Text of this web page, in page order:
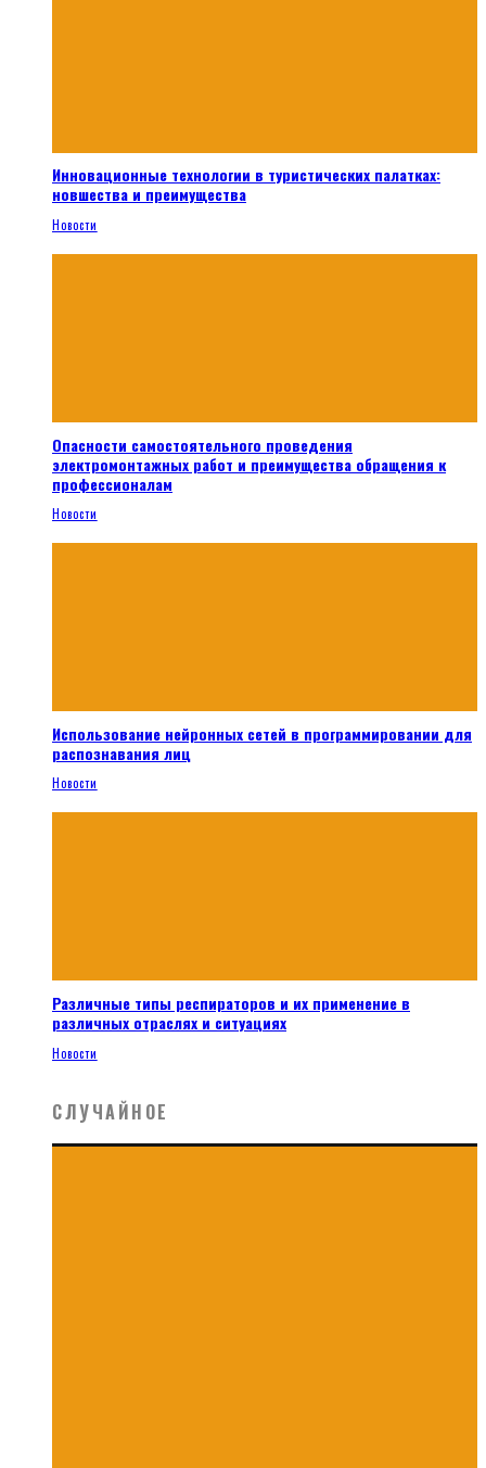
Инновационные технологии в туристических палатках:
новшества и преимущества
Новости
Опасности самостоятельного проведения
электромонтажных работ и преимущества обращения к
профессионалам
Новости
Использование нейронных сетей в программировании для
распознавания лиц
Новости
Различные типы респираторов и их применение в
различных отраслях и ситуациях
Новости
СЛУЧАЙНОЕ